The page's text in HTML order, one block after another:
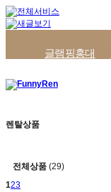
글램핑홍대
렌탈상품
전체상품 (29)
123